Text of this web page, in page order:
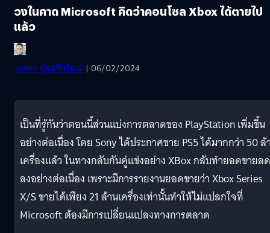
วงในคาด Microsoft คิดว่าคอนโซล Xbox ได้ตายไป
แล้ว
วงศกร ปฐมชัยวัฒน์ | 06/02/2024
เป็นที่รู้กันว่าตอนนี้ส่วนแบ่งการตลาดของ PlayStation เพิ่มขึ้น
อย่างต่อเนื่อง โดย Sony ได้ประกาศขาย PS5 ได้มากกว่า 50 ล้
เครื่องแล้ว ในทางกลับกันคู่แข่งอย่าง XBox กลับทำยอดขายลด
ลงอย่างต่อเนื่อง เพราะมีการรายงานยอดขายว่า Xbox Series
X/S ขายได้เพียง 21 ล้านเครื่องเท่านั้นทำให้ไม่แปลกใจที่
Microsoft ต้องมีการเปลี่ยนแปลงทางการตลาด